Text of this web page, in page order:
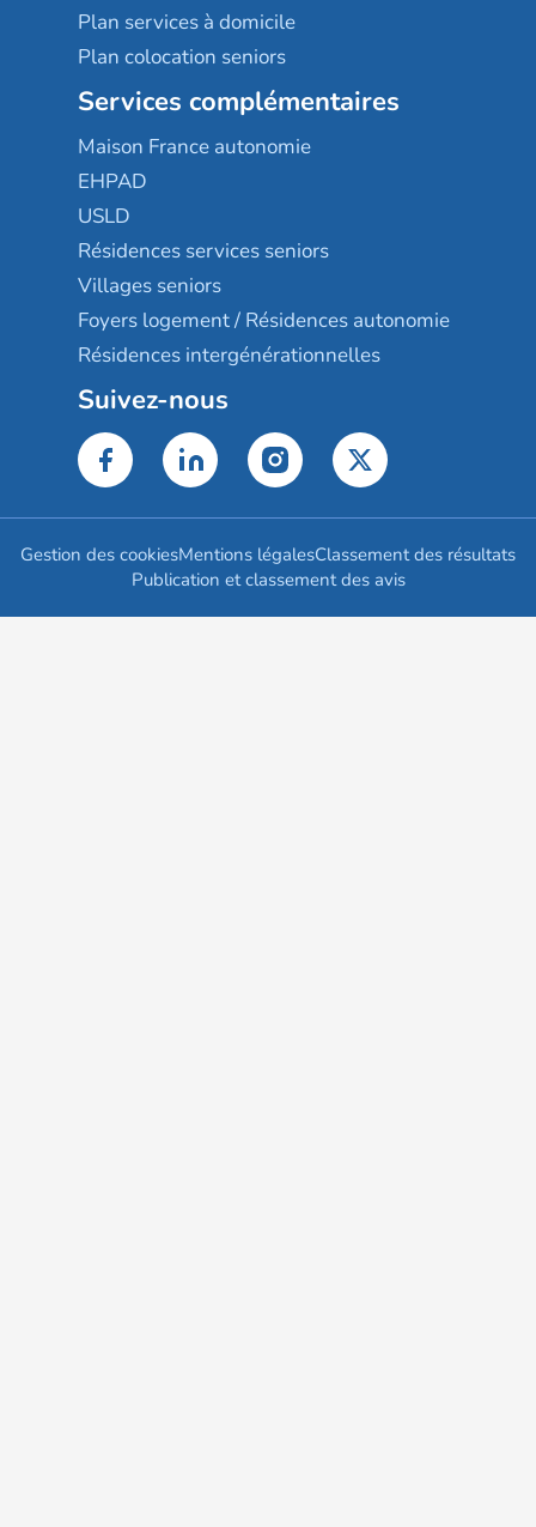
Plan services à domicile
Plan colocation seniors
Services complémentaires
Maison France autonomie
EHPAD
USLD
Résidences services seniors
Villages seniors
Foyers logement / Résidences autonomie
Résidences intergénérationnelles
Suivez-nous
Gestion des cookiesMentions légalesClassement des résultats
Publication et classement des avis